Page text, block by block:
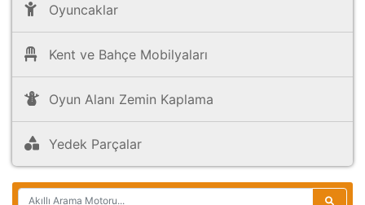
Oyuncaklar
Kent ve Bahçe Mobilyaları
Oyun Alanı Zemin Kaplama
Yedek Parçalar